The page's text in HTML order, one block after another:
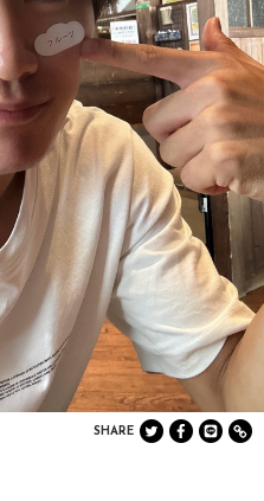
SHARE